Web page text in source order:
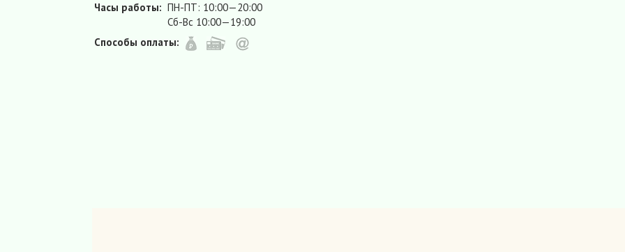
Часы работы: ПН-ПТ: 10:00—20:00
Сб-Вс 10:00—19:00
Способы оплаты: